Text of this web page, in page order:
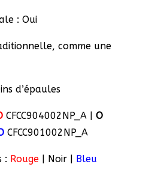
: Oui
comme une
d’épaules
CFCC904002NP_A | O
CFCC901002NP_A
: Rouge | Noir | Bleu